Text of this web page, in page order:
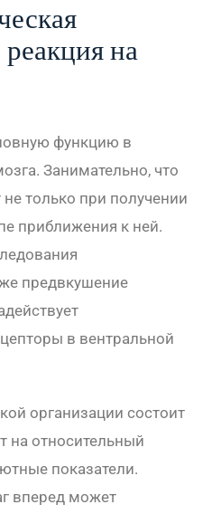
на
функцию в
Занимательно, что
только при получении
приближения к ней.
предвкушение
в вентральной
организации состоит
на относительный
показатели.
вперед может